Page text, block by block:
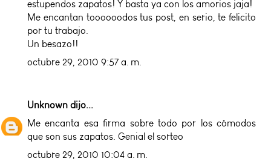
estupendos zapatos! Y basta ya con los amorios jaja!
Me encantan toooooodos tus post, en serio, te felicito
por tu trabajo.
Un besazo!!
octubre 29, 2010 9:57 a. m.
Unknown dijo...
Me encanta esa firma sobre todo por los cómodos
que son sus zapatos. Genial el sorteo
octubre 29, 2010 10:04 a. m.